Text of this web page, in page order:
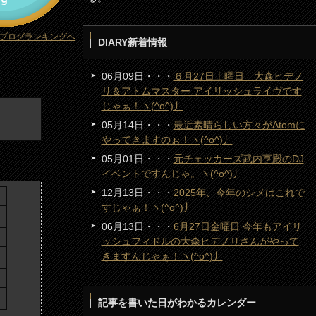
ログランキングへ
DIARY新着情報
06月09日・・・６月27日土曜日 大森ヒデノ
リ＆アトムマスター アイリッシュライヴです
じゃぁ！ヽ(^o^)丿
05月14日・・・最近素晴らしい方々がAtomに
やってきますのぉ！ヽ(^o^)丿
05月01日・・・元チェッカーズ武内亨殿のDJ
イベントですんじゃ。ヽ(^o^)丿
12月13日・・・2025年、今年のシメはこれで
すじゃぁ！ヽ(^o^)丿
06月13日・・・6月27日金曜日 今年もアイリ
ッシュフィドルの大森ヒデノリさんがやって
きますんじゃぁ！ヽ(^o^)丿
記事を書いた日がわかるカレンダー